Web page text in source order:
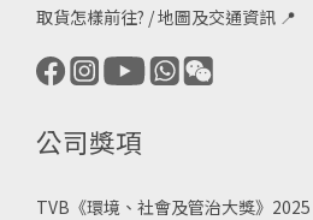
取貨怎樣前往? /地圖及交通資訊 📍
公司獎項
TVB《環境、社會及管治大獎》2025